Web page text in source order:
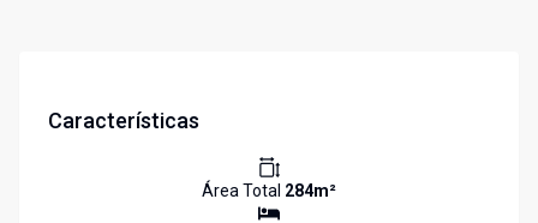
Características
Área Total 284m²